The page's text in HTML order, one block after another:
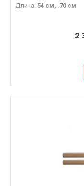
Длина: 54 см, .70 см
2